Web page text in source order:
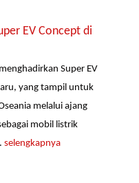
EV Concept di
Super EV
yang tampil untuk
melalui ajang
mobil listrik
selengkapnya